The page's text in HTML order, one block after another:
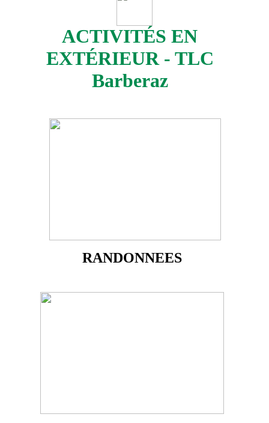
ACTIVITÉS EN
EXTÉRIEUR - TLC
Barberaz
RANDONNEES